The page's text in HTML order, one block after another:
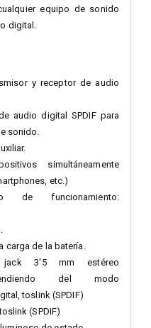
equipo de sonido
digital.
y receptor de audio
audio digital SPDIF para
sonido.
simultáneamente
etc.)
de funcionamiento:
carga de la batería.
3'5 mm estéreo
del modo
toslink (SPDIF)
(SPDIF)